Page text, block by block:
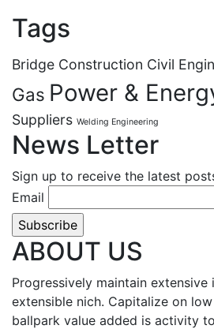
Tags
Bridge Construction Civil
Gas Power &
Suppliers Welding Engineering
News Letter
Sign up to receive the latest
Email
ABOUT US
Progressively maintain extensive
extensible nich. Capitalize on
ballpark value added is activity